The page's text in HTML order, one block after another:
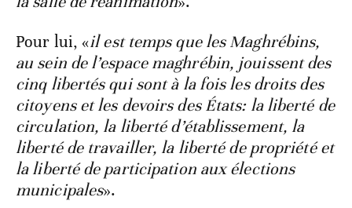
Pour lui, «il est temps que les Maghrébins,
au sein de l’espace maghrébin, jouissent des
cinq libertés qui sont à la fois les droits des
citoyens et les devoirs des États: la liberté de
circulation, la liberté d’établissement, la
liberté de travailler, la liberté de propriété et
la liberté de participation aux élections
municipales».